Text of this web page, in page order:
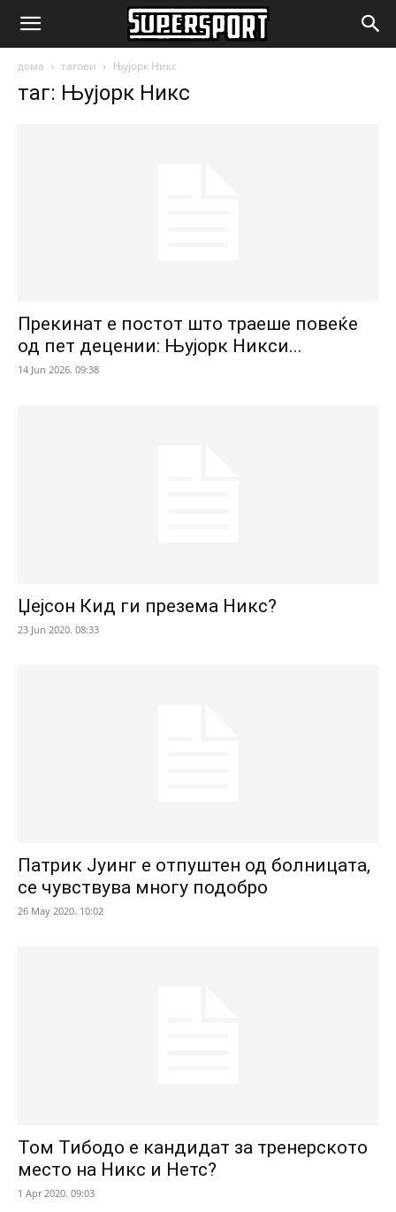
SuperSport.mk
дома тагови Њујорк Никс
таг: Њујорк Никс
Прекинат е постот што траеше повеќе
од пет децении: Њујорк Никси...
14 Jun 2026. 09:38
Џејсон Кид ги презема Никс?
23 Jun 2020. 08:33
Патрик Јуинг е отпуштен од болницата,
се чувствува многу подобро
26 May 2020. 10:02
Том Тибодо е кандидат за тренерското
место на Никс и Нетс?
1 Apr 2020. 09:03